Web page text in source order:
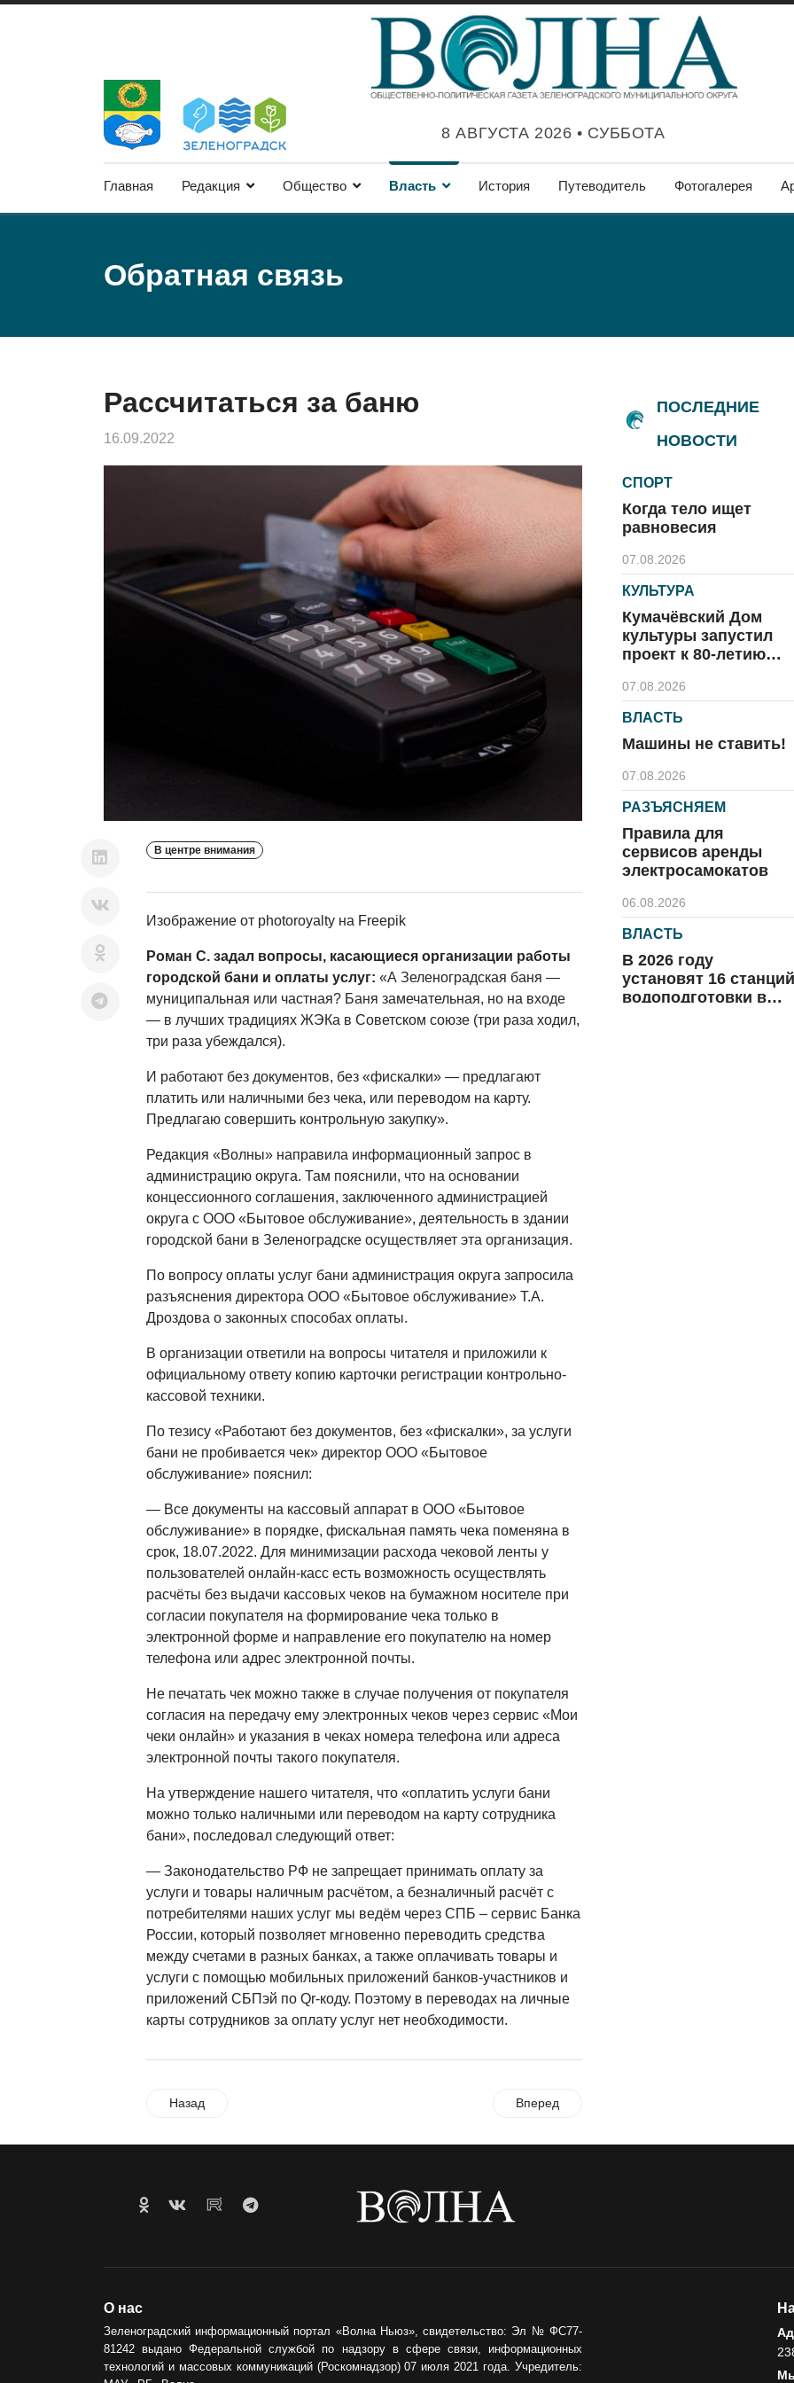
8 АВГУСТА 2026 • СУББОТА
Главная Редакция Общество Власть История Путеводитель Фотогалерея
Обратная связь
Рассчитаться за баню
16.09.2022
В центре внимания
Изображение от photoroyaltyна Freepik
Роман С. задал вопросы, касающиеся организации работы
городской бани и оплаты услуг: «А Зеленоградская баня —
муниципальная или частная? Баня замечательная, но на входе
— в лучших традициях ЖЭКа в Советском союзе (три раза ходил,
три раза убеждался).
И работают без документов, без «фискалки» — предлагают
платить или наличными без чека, или переводом на карту.
Предлагаю совершить контрольную закупку».
Редакция «Волны» направила информационный запрос в
администрацию округа. Там пояснили, что на основании
концессионного соглашения, заключенного администрацией
округа с ООО «Бытовое обслуживание», деятельность в здании
городской бани в Зеленоградске осуществляет эта организация.
По вопросу оплаты услуг бани администрация округа запросила
разъяснения директора ООО «Бытовое обслуживание» Т.А.
Дроздова о законных способах оплаты.
В организации ответили на вопросы читателя и приложили к
официальному ответу копию карточки регистрации контрольно-
кассовой техники.
По тезису «Работают без документов, без «фискалки», за услуги
бани не пробивается чек» директор ООО «Бытовое
обслуживание» пояснил:
— Все документы на кассовый аппарат в ООО «Бытовое
обслуживание» в порядке, фискальная память чека поменяна в
срок, 18.07.2022. Для минимизации расхода чековой ленты у
пользователей онлайн-касс есть возможность осуществлять
расчёты без выдачи кассовых чеков на бумажном носителе при
согласии покупателя на формирование чека только в
электронной форме и направление его покупателю на номер
телефона или адрес электронной почты.
Не печатать чек можно также в случае получения от покупателя
согласия на передачу ему электронных чеков через сервис «Мои
чеки онлайн» и указания в чеках номера телефона или адреса
электронной почты такого покупателя.
На утверждение нашего читателя, что «оплатить услуги бани
можно только наличными или переводом на карту сотрудника
бани», последовал следующий ответ:
— Законодательство РФ не запрещает принимать оплату за
услуги и товары наличным расчётом, а безналичный расчёт с
потребителями наших услуг мы ведём через СПБ – сервис Банка
России, который позволяет мгновенно переводить средства
между счетами в разных банках, а также оплачивать товары и
услуги с помощью мобильных приложений банков-участников и
приложений СБПэй по Qr-коду. Поэтому в переводах на личные
карты сотрудников за оплату услуг нет необходимости.
Назад Вперед
ПОСЛЕДНИЕ
НОВОСТИ
СПОРТ
Когда тело ищет
равновесия
07.08.2026
КУЛЬТУРА
Кумачёвский Дом
культуры запустил
проект к 80-летию
07.08.2026
ВЛАСТЬ
Машины не ставить!
07.08.2026
РАЗЪЯСНЯЕМ
Правила для
сервисов аренды
электросамокатов
06.08.2026
ВЛАСТЬ
В 2026 году
установят 16 станций
водоподготовки в
О нас
Зеленоградский информационный портал «Волна Ньюз», свидетельство: Эл № ФС77-
81242 выдано Федеральной службой по надзору в сфере связи, информационных
технологий и массовых коммуникаций (Роскомнадзор) 07 июля 2021 года. Учредитель: